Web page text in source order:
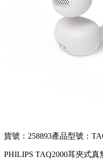
貨號：258893產品型號：
PHILIPS TAQ2000耳夾式真